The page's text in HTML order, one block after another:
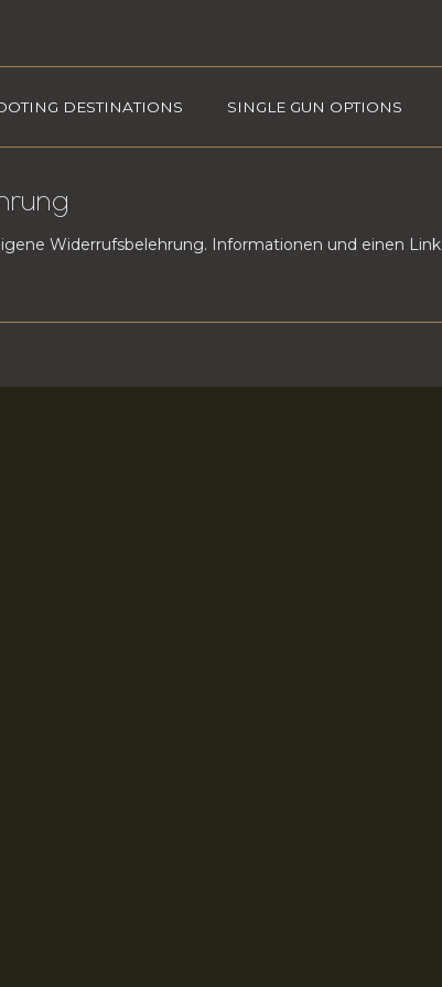
DESTINATIONS SINGLE GUN OPTIONS
Widerrufsbelehrung. Informationen und einen